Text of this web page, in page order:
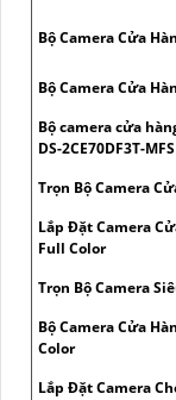
Bộ Camera Cửa
Bộ Camera Cửa
Bộ camera cửa
DS-2CE70DF3T-MFS
Trọn Bộ Camera
Lắp Đặt Camera
Full Color
Trọn Bộ Camera
Bộ Camera Cửa
Color
Lắp Đặt Camera